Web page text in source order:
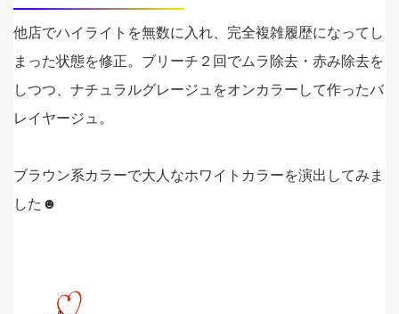
他店でハイライトを無数に入れ、完全複雑履歴になってし
まった状態を修正。ブリーチ２回でムラ除去・赤み除去を
しつつ、ナチュラルグレージュをオンカラーして作ったバ
レイヤージュ。
ブラウン系カラーで大人なホワイトカラーを演出してみま
した☻